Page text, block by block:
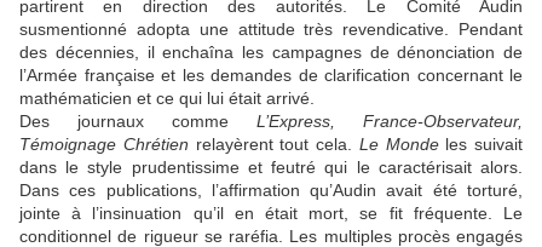
partirent en direction des autorités. Le Comité Audin
susmentionné adopta une attitude très revendicative. Pendant
des décennies, il enchaîna les campagnes de dénonciation de
l’Armée française et les demandes de clarification concernant le
mathématicien et ce qui lui était arrivé.
Des journaux comme L’Express, France-Observateur,
Témoignage Chrétien relayèrent tout cela. Le Mondeles suivait
dans le style prudentissime et feutré qui le caractérisait alors.
Dans ces publications, l’affirmation qu’Audin avait été torturé,
jointe à l’insinuation qu’il en était mort, se fit fréquente. Le
conditionnel de rigueur se raréfia. Les multiples procès engagés